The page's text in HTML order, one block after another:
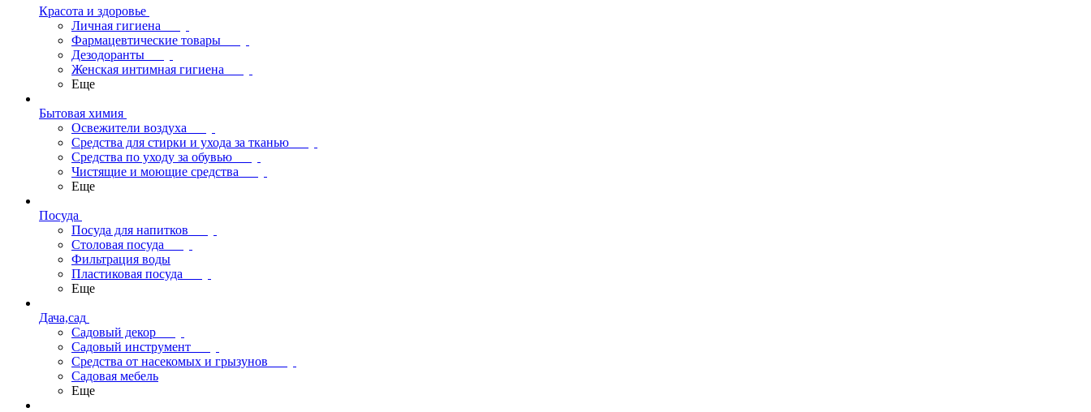
Красота и здоровье
Личная гигиена
Фармацевтические товары
Дезодоранты
Женская интимная гигиена
Еще
Бытовая химия
Освежители воздуха
Средства для стирки и ухода за тканью
Средства по уходу за обувью
Чистящие и моющие средства
Еще
Посуда
Посуда для напитков
Столовая посуда
Фильтрация воды
Пластиковая посуда
Еще
Дача,сад
Садовый декор
Садовый инструмент
Средства от насекомых и грызунов
Садовая мебель
Еще